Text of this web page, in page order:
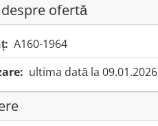
ofertă
A160-1964
ultima dată la 09.01.2026